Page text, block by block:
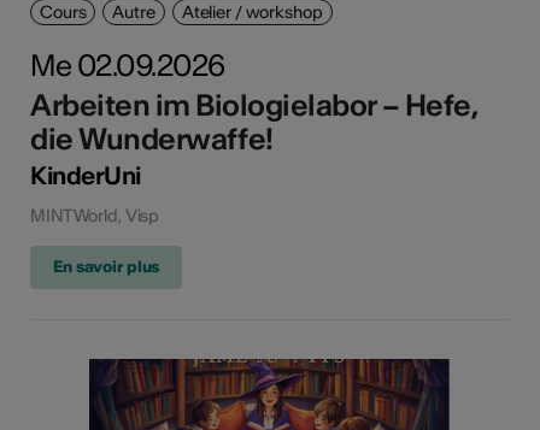
Cours Autre Atelier / workshop
Me 02.09.2026
Arbeiten im Biologielabor – Hefe,
die Wunderwaffe!
KinderUni
MINTWorld, Visp
En savoir plus